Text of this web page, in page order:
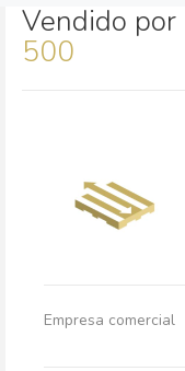
Vendido por
500
Empresa comercial